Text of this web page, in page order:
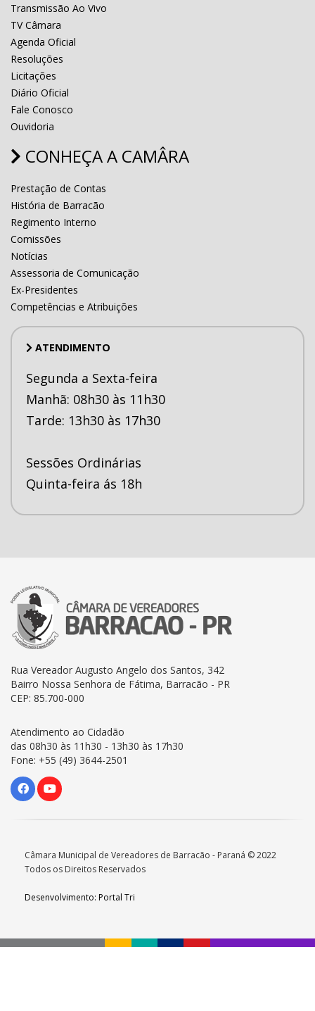
Transmissão Ao Vivo
TV Câmara
Agenda Oficial
Resoluções
Licitações
Diário Oficial
Fale Conosco
Ouvidoria
CONHEÇA A CAMÂRA
Prestação de Contas
História de Barracão
Regimento Interno
Comissões
Notícias
Assessoria de Comunicação
Ex-Presidentes
Competências e Atribuições
ATENDIMENTO
Segunda a Sexta-feira
Manhã: 08h30 às 11h30
Tarde: 13h30 às 17h30
Sessões Ordinárias
Quinta-feira ás 18h
Rua Vereador Augusto Angelo dos Santos, 342
Bairro Nossa Senhora de Fátima, Barracão - PR
CEP: 85.700-000
Atendimento ao Cidadão
das 08h30 às 11h30 - 13h30 às 17h30
Fone: +55 (49) 3644-2501
Câmara Municipal de Vereadores de Barracão - Paraná © 2022
Todos os Direitos Reservados
Desenvolvimento: Portal Tri